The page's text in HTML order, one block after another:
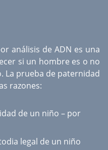
análisis de ADN es una
si un hombre es o no
La prueba de paternidad
razones:
de un niño – por
legal de un niño